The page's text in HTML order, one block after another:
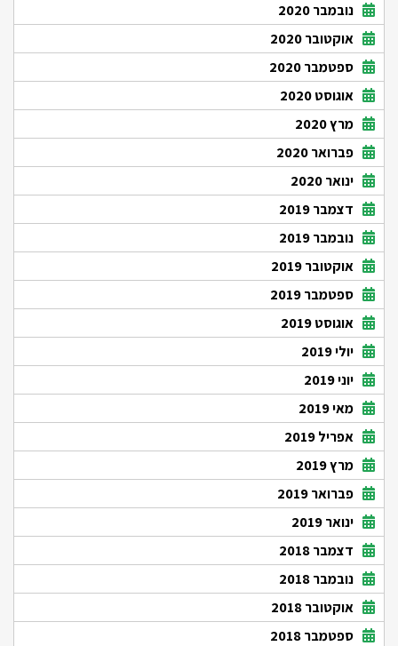
נובמבר 2020
אוקטובר 2020
ספטמבר 2020
אוגוסט 2020
מרץ 2020
פברואר 2020
ינואר 2020
דצמבר 2019
נובמבר 2019
אוקטובר 2019
ספטמבר 2019
אוגוסט 2019
יולי 2019
יוני 2019
מאי 2019
אפריל 2019
מרץ 2019
פברואר 2019
ינואר 2019
דצמבר 2018
נובמבר 2018
אוקטובר 2018
ספטמבר 2018